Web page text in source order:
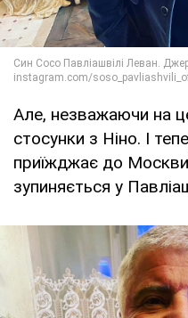
Але, незважаючи на
стосунки з Ніно. І
приїжджає до
зупиняється у